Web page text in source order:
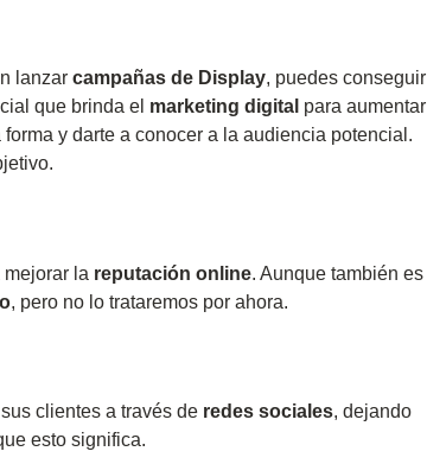
lanzar campañas de Display, puedes conseguir
que brinda el marketing digital para aumentar
y darte a conocer a la audiencia potencial.
la reputación online. Aunque también es
, pero no lo trataremos por ahora.
clientes a través de redes sociales, dejando
esto significa.